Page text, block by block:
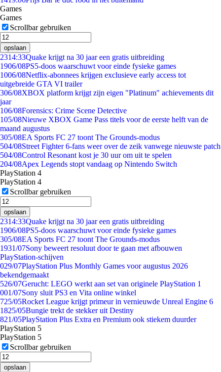
Games
Games
Scrollbar gebruiken
opslaan
2314:33Quake krijgt na 30 jaar een gratis uitbreiding
1906/08PS5-doos waarschuwt voor einde fysieke games
1006/08Netflix-abonnees krijgen exclusieve early access tot
uitgebreide GTA VI trailer
306/08XBOX platform krijgt zijn eigen "Platinum" achievements dit
jaar
106/08Forensics: Crime Scene Detective
105/08Nieuwe XBOX Game Pass titels voor de eerste helft van de
maand augustus
305/08EA Sports FC 27 toont The Grounds-modus
504/08Street Fighter 6-fans weer over de zeik vanwege nieuwste patch
504/08Control Resonant kost je 30 uur om uit te spelen
204/08Apex Legends stopt vandaag op Nintendo Switch
PlayStation 4
PlayStation 4
Scrollbar gebruiken
opslaan
2314:33Quake krijgt na 30 jaar een gratis uitbreiding
1906/08PS5-doos waarschuwt voor einde fysieke games
305/08EA Sports FC 27 toont The Grounds-modus
1931/07Sony beweert resoluut door te gaan met afbouwen
PlayStation-schijven
029/07PlayStation Plus Monthly Games voor augustus 2026
bekendgemaakt
526/07Gerucht: LEGO werkt aan set van originele PlayStation 1
001/07Sony sluit PS3 en Vita online winkel
725/05Rocket League krijgt primeur in vernieuwde Unreal Engine 6
1825/05Bungie trekt de stekker uit Destiny
821/05PlayStation Plus Extra en Premium ook stiekem duurder
PlayStation 5
PlayStation 5
Scrollbar gebruiken
opslaan